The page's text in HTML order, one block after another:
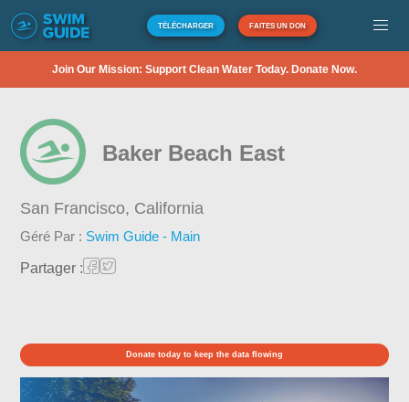
TÉLÉCHARGER FAITES UN DON
Join Our Mission: Support Clean Water Today. Donate Now.
Baker Beach East
San Francisco, California
Géré Par : Swim Guide - Main
Partager :
Donate today to keep the data flowing